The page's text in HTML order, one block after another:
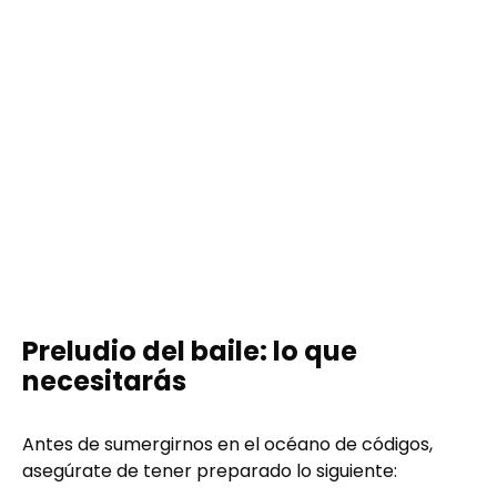
Preludio del baile: lo que
necesitarás
Antes de sumergirnos en el océano de códigos,
asegúrate de tener preparado lo siguiente: